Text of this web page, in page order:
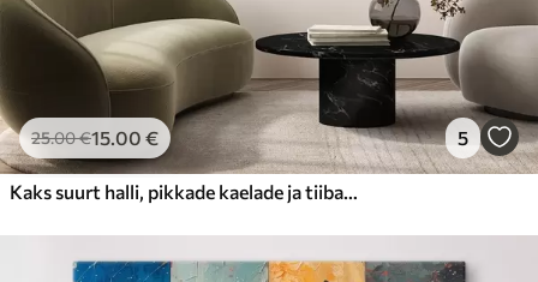
25.00€15.00 € 5
Kaks suurt halli, pikkade kaelade ja tiibadega kraanat, mis seisavad puudest ümbritsetud udujärves